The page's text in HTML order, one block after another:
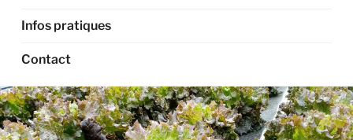
Infos pratiques
Contact